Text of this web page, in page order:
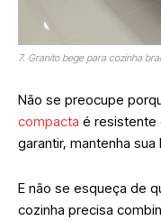
7. Granito bege para cozinha
Não se preocupe
compacta é resistente
garantir, mantenha sua
E não se esqueça de
cozinha precisa